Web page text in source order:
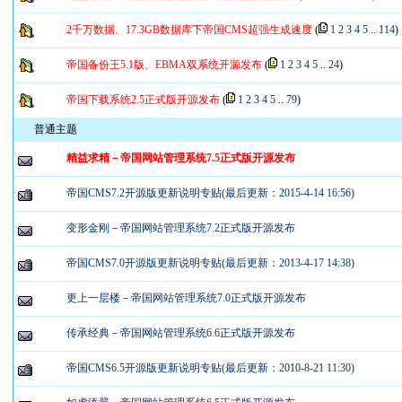
2千万数据、17.3GB数据库下帝国CMS超强生成速度( 1 2 3 4 5.. 114)
帝国备份王5.1版、EBMA双系统开源发布( 1 2 3 4 5.. 24)
帝国下载系统2.5正式版开源发布( 1 2 3 4 5.. 79)
普通主题
精益求精－帝国网站管理系统7.5正式版开源发布
帝国CMS7.2开源版更新说明专贴(最后更新：2015-4-14 16:56)
变形金刚－帝国网站管理系统7.2正式版开源发布
帝国CMS7.0开源版更新说明专贴(最后更新：2013-4-17 14:38)
更上一层楼－帝国网站管理系统7.0正式版开源发布
传承经典－帝国网站管理系统6.6正式版开源发布
帝国CMS6.5开源版更新说明专贴(最后更新：2010-8-21 11:30)